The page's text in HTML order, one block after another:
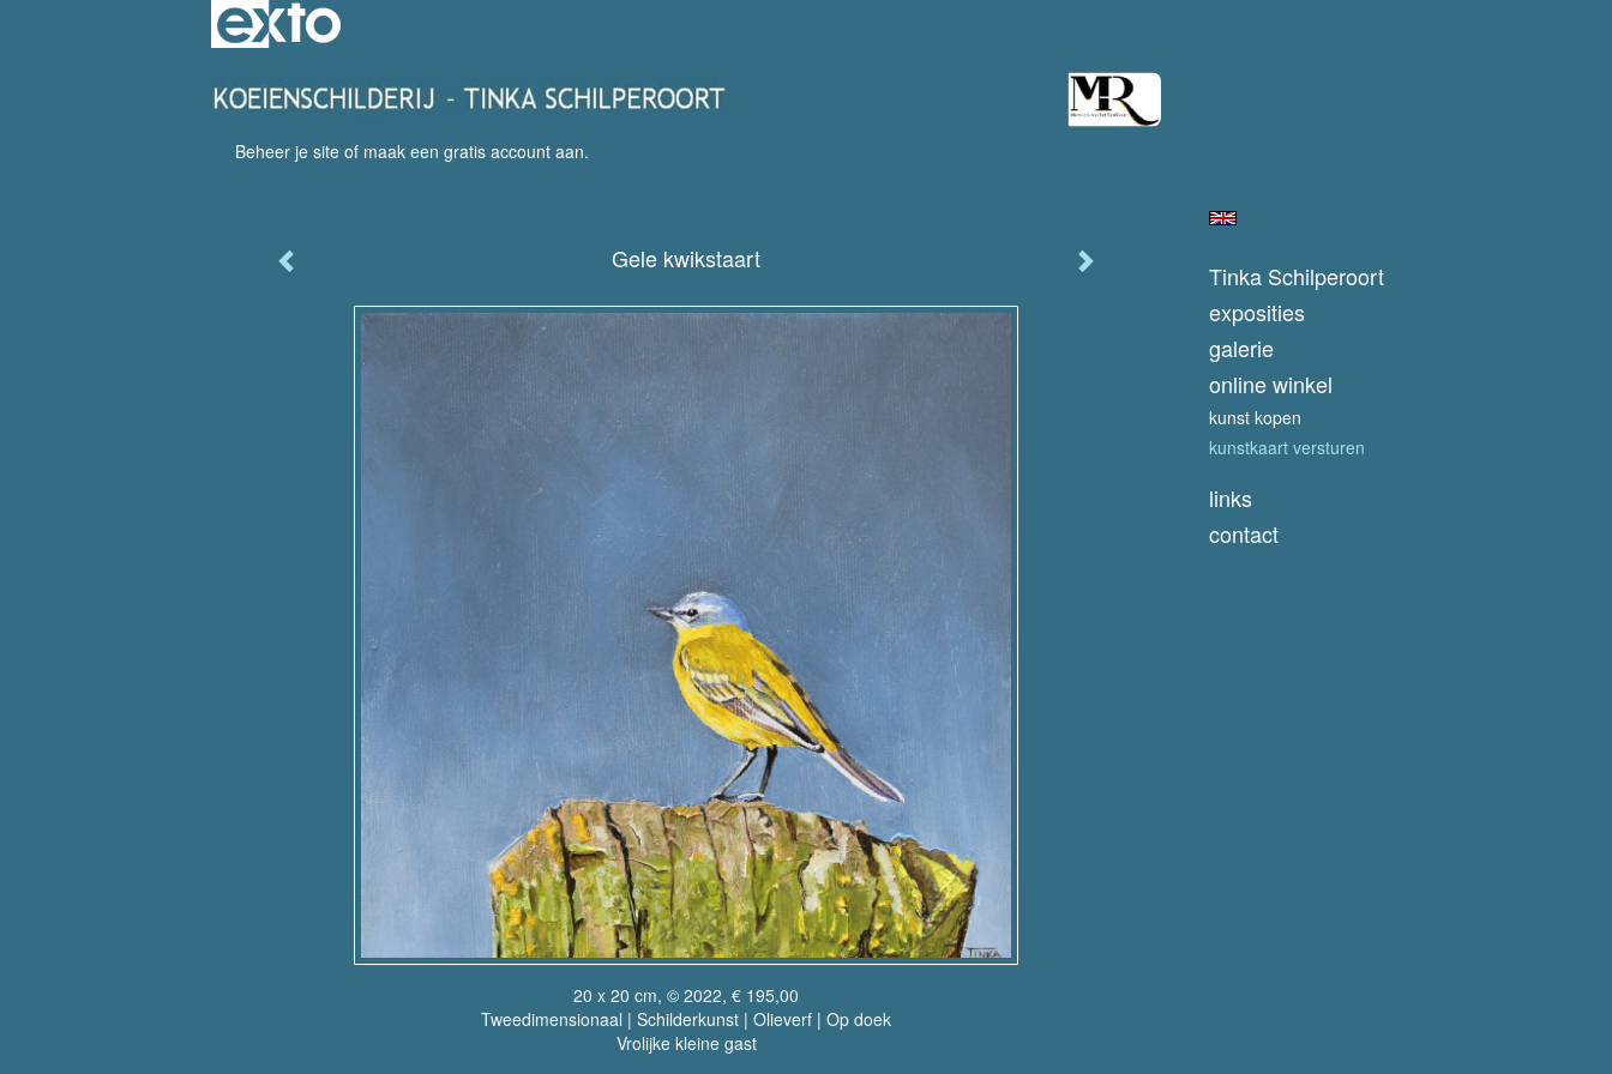
Beheer je site of maak een gratis account aan.
Gele kwikstaart
20 x 20 cm, © 2022, € 195,00
Tweedimensionaal | Schilderkunst | Olieverf | Op doek
Vrolijke kleine gast
Tinka Schilperoort
exposities
galerie
online winkel
kunst kopen
kunstkaart versturen
links
contact